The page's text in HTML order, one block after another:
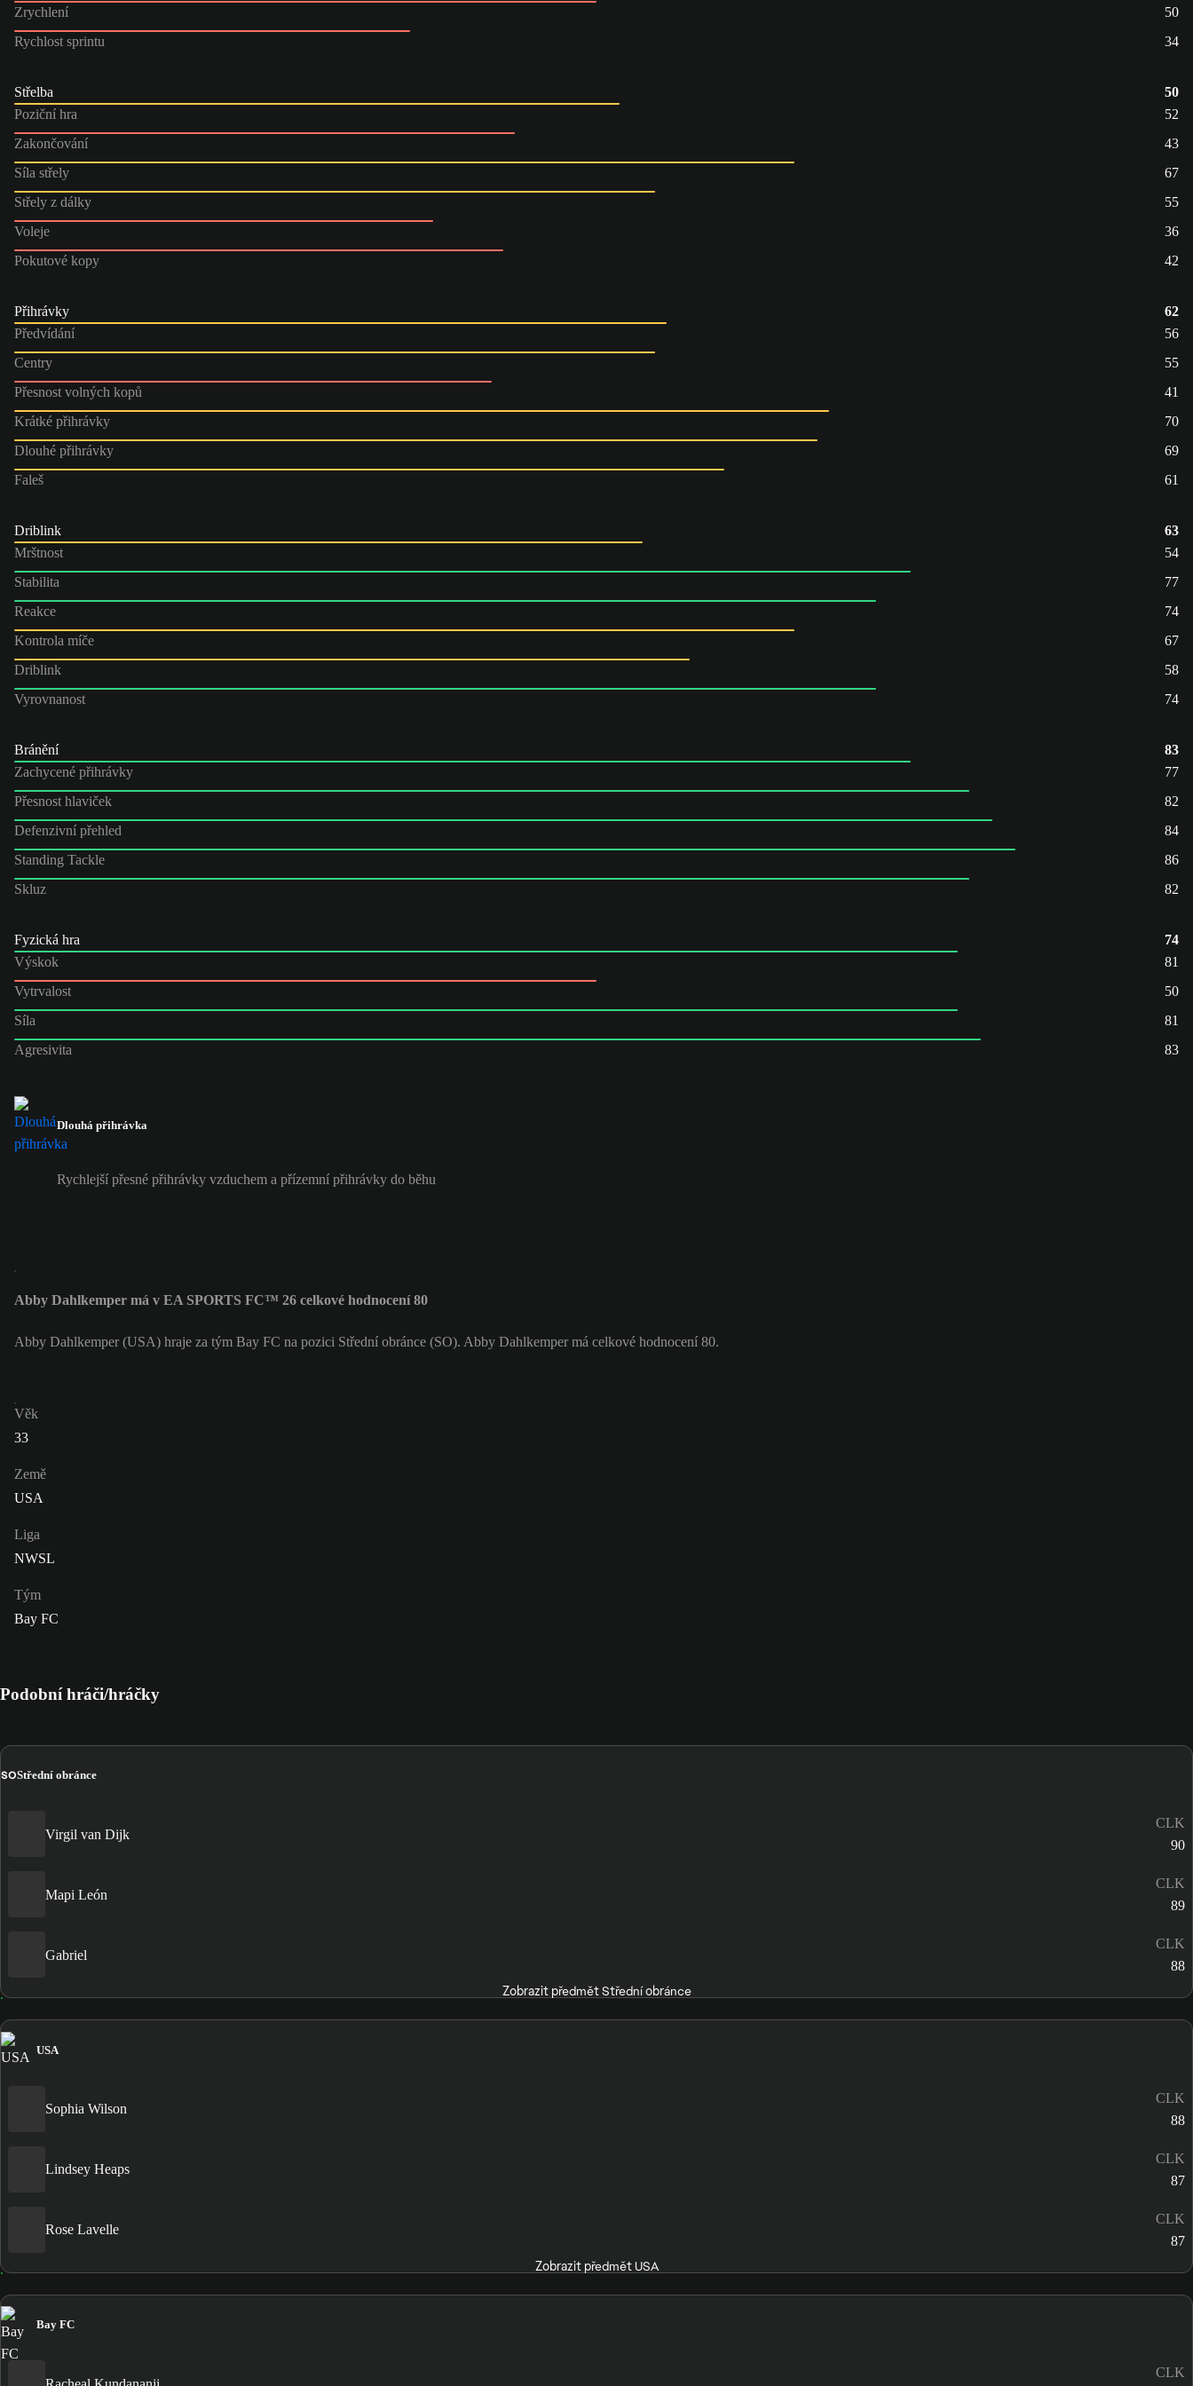
Zrychlení
50
Rychlost sprintu
34
Střelba
50
Poziční hra
52
Zakončování
43
Síla střely
67
Střely z dálky
55
Voleje
36
Pokutové kopy
42
Přihrávky
62
Předvídání
56
Centry
55
Přesnost volných kopů
41
Krátké přihrávky
70
Dlouhé přihrávky
69
Faleš
61
Driblink
63
Mrštnost
54
Stabilita
77
Reakce
74
Kontrola míče
67
Driblink
58
Vyrovnanost
74
Bránění
83
Zachycené přihrávky
77
Přesnost hlaviček
82
Defenzivní přehled
84
Standing Tackle
86
Skluz
82
Fyzická hra
74
Výskok
81
Vytrvalost
50
Síla
81
Agresivita
83
Dlouhá přihrávka
Rychlejší přesné přihrávky vzduchem a přízemní přihrávky do běhu
Abby Dahlkemper má v EA SPORTS FC™ 26 celkové hodnocení 80
Abby Dahlkemper (USA) hraje za tým Bay FC na pozici Střední obránce (SO). Abby Dahlkemper má celkové hodnocení 80.
Věk
33
Země
USA
Liga
NWSL
Tým
Bay FC
Podobní hráči/hráčky
SOStřední obránce
Virgil van Dijk
CLK
90
Mapi León
CLK
89
Gabriel
CLK
88
Zobrazit předmět Střední obránce
USA
Sophia Wilson
CLK
88
Lindsey Heaps
CLK
87
Rose Lavelle
CLK
87
Zobrazit předmět USA
Bay FC
CLK